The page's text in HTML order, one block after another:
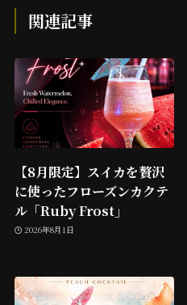
関連記事
【8月限定】スイカを贅沢
に使ったフローズンカクテ
ル「Ruby Frost」
2026年8月1日